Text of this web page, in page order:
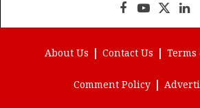
Facebook
YouTube
X
About Us Contact Us
Comment Policy